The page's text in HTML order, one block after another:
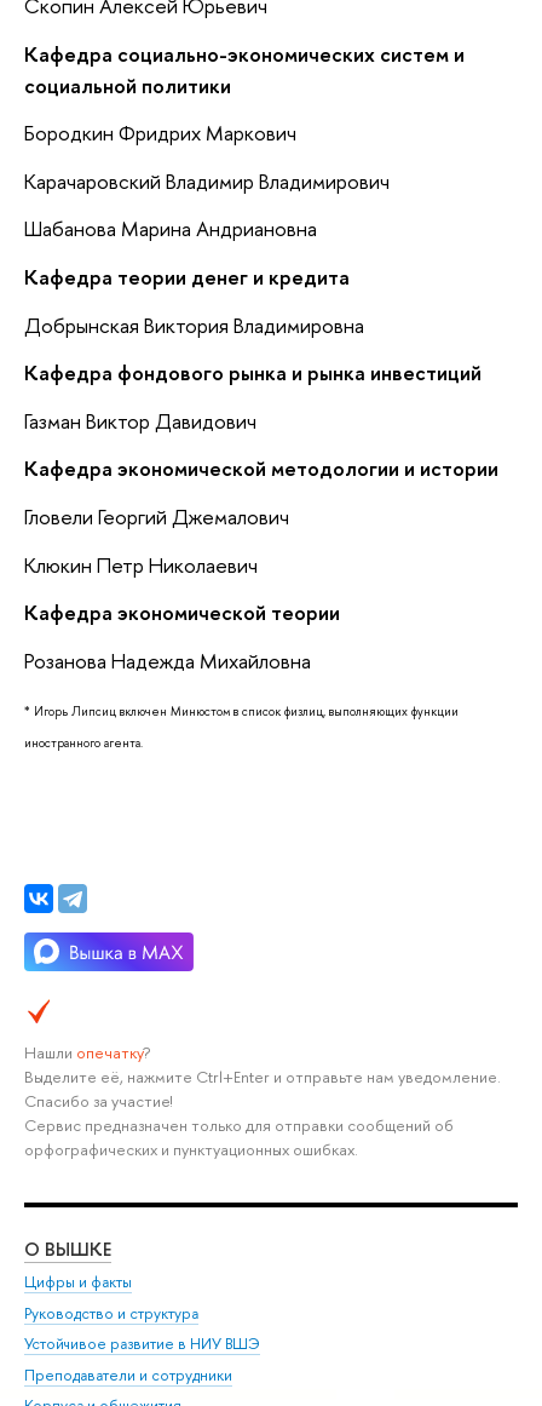
Кафедра социально-экономических систем и
социальной политики
Бородкин Фридрих Маркович
Карачаровский Владимир Владимирович
Шабанова Марина Андриановна
Кафедра теории денег и кредита
Добрынская Виктория Владимировна
Кафедра фондового рынка и рынка инвестиций
Газман Виктор Давидович
Кафедра экономической методологии и истории
Гловели Георгий Джемалович
Клюкин Петр Николаевич
Кафедра экономической теории
Розанова Надежда Михайловна
* Игорь Липсиц включен Минюстом в список физлиц, выполняющих функции
иностранного агента.
Нашли опечатку?
Выделите её, нажмите Ctrl+Enter и отправьте нам уведомление.
Спасибо за участие!
Сервис предназначен только для отправки сообщений об
орфографических и пунктуационных ошибках.
О ВЫШКЕ
Цифры и факты
Руководство и структура
Устойчивое развитие в НИУ ВШЭ
Преподаватели и сотрудники